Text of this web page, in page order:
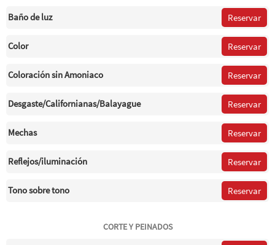
Baño de luz Reservar
Color Reservar
Coloración sin Amoniaco Reservar
Desgaste/Californianas/Balayague Reservar
Mechas Reservar
Reflejos/iluminación Reservar
Tono sobre tono Reservar
CORTE Y PEINADOS